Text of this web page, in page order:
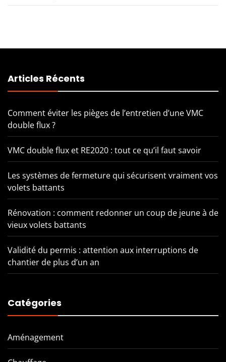
Articles Récents
Comment éviter les pièges de l’entretien d’une VMC
double flux ?
VMC double flux et RE2020 : tout ce qu’il faut savoir
Les systèmes de fermeture qui sécurisent vraiment vos
volets battants
Rénovation : comment redonner un coup de jeune à de
vieux volets battants
Validité du permis : attention aux interruptions de
chantier de plus d’un an
Catégories
Aménagement